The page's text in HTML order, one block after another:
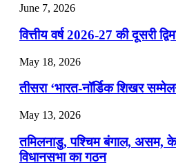
July 25, 2026
📝 डेली करेंट अफेयर्स: 22-24
July 22, 2026
📝 डेली करेंट अफेयर्स: 19-21
July 19, 2026
📝 डेली करेंट अफेयर्स: 16-18
June 7, 2026
वित्तीय वर्ष 2026-27 की दूसरी
May 18, 2026
तीसरा ‘भारत-नॉर्डिक शिखर
May 13, 2026
तमिलनाडु, पश्चिम बंगाल, असम,
विधानसभा का गठन